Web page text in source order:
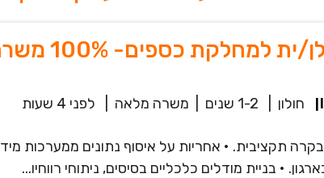
למחלקת כספים- 100% משרה
חולון 1-2 שנים משרה מלאה לפני 4 שעות
ובקרה תקציבית. • אחריות על איסוף נתונים ממערכות
• בניית מודלים כלכליים בסיסים, ניתוחי רווחיו...